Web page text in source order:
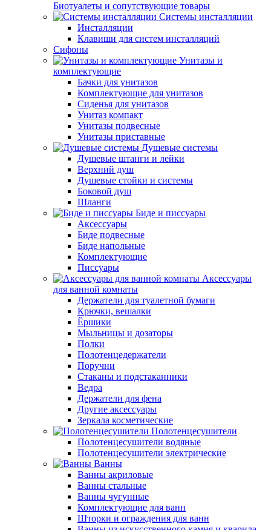
Биотуалеты и сопутствующие товары
Системы инсталляции
Инсталляции
Клавиши для систем инсталляций
Сифоны
Унитазы и
комплектующие
Бачки для унитазов
Комплектующие для унитазов
Сиденья для унитазов
Унитаз компакт
Унитазы подвесные
Унитазы приставные
Душевые системы
Душевые штанги и лейки
Верхний душ
Душевые стойки и системы
Боковой душ
Шланги
Биде и писсуары
Аксессуары
Биде подвесные
Биде напольные
Комплектующие
Писсуары
Аксессуары
для ванной комнаты
Держатели для туалетной бумаги
Крючки, вешалки
Ёршики
Мыльницы и дозаторы
Полки
Полотенцедержатели
Поручни
Стаканы и подстаканники
Ведра
Держатели для фена
Другие аксессуары
Зеркала косметические
Полотенцесушители
Полотенцесушители водяные
Полотенцесушители электрические
Ванны
Ванны акриловые
Ванны стальные
Ванны чугунные
Комплектующие для ванн
Шторки и ограждения для ванн